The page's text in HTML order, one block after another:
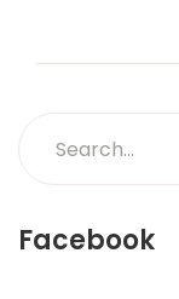
for:
Facebook